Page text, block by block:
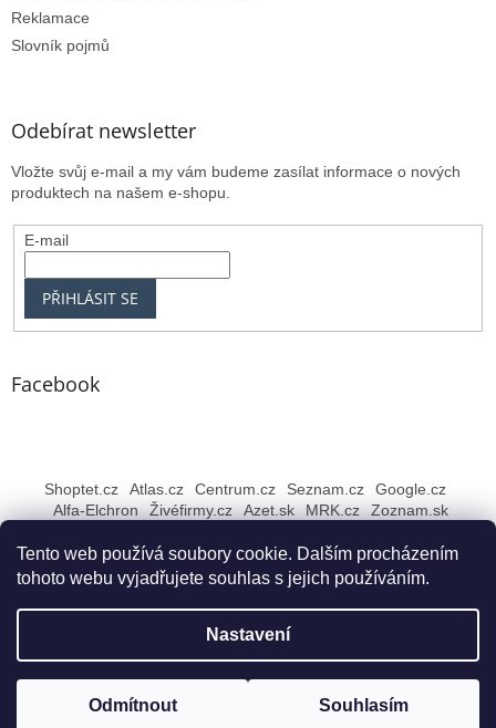
Tento web používá soubory cookie. Dalším procházením
tohoto webu vyjadřujete souhlas s jejich používáním.
Nastavení
Odmítnout Souhlasím
Reklamace
Slovník pojmů
Odebírat newsletter
Vložte svůj e-mail a my vám budeme zasílat informace o nových
produktech na našem e-shopu.
E-mail
PŘIHLÁSIT SE
Facebook
Shoptet.cz Atlas.cz Centrum.cz Seznam.cz
Google.cz
Alfa-Elchron
Živéfirmy.cz Azet.sk MRK.cz Zoznam.sk
Rybářské NEJ Bruntál
vyhrazena.
Upravit nastavení cookies